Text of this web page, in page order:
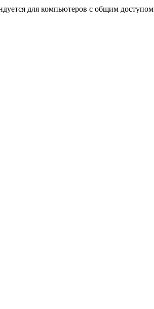
для компьютеров с общим доступом